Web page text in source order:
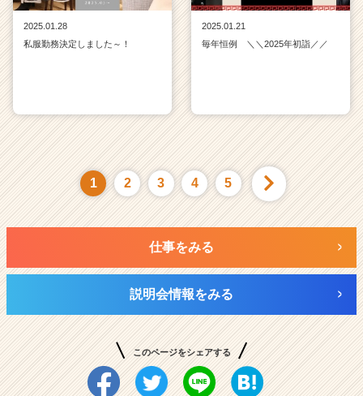
2025.01.28
私服勤務決定しました～！
2025.01.21
毎年恒例 ＼＼2025年初詣／／
1 2 3 4 5
仕事をみる
説明会情報をみる
このページをシェアする